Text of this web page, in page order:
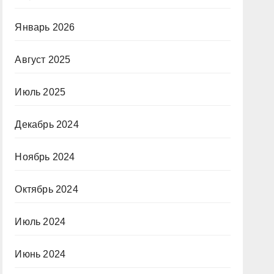
Январь 2026
Август 2025
Июль 2025
Декабрь 2024
Ноябрь 2024
Октябрь 2024
Июль 2024
Июнь 2024